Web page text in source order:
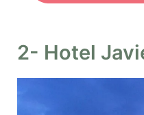
2- Hotel